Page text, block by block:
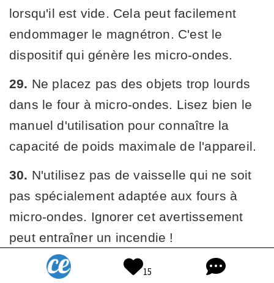
lorsqu'il est vide. Cela peut facilement
endommager le magnétron. C'est le
dispositif qui génère les micro-ondes.
29. Ne placez pas des objets trop lourds
dans le four à micro-ondes. Lisez bien le
manuel d'utilisation pour connaître la
capacité de poids maximale de l'appareil.
30. N'utilisez pas de vaisselle qui ne soit
pas spécialement adaptée aux fours à
micro-ondes. Ignorer cet avertissement
peut entraîner un incendie !
Ne chauffez pas les produits plus
15